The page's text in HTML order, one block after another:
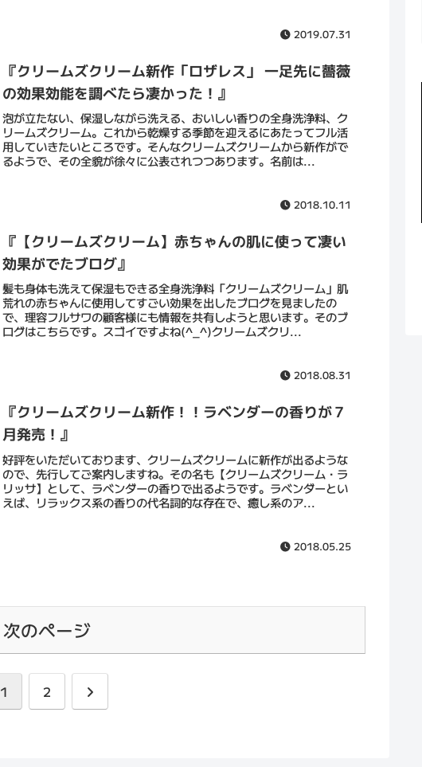
2019.07.31
『クリームズクリーム新作「ロザレス」 一足先に薔薇
の効果効能を調べたら凄かった！』
泡が立たない、保湿しながら洗える、おいしい香りの全身洗浄料、ク
リームズクリーム。これから乾燥する季節を迎えるにあたってフル活
用していきたいところです。そんなクリームズクリームから新作がで
るようで、その全貌が徐々に公表されつつあります。名前は...
2018.10.11
『【クリームズクリーム】赤ちゃんの肌に使って凄い
効果がでたブログ』
髪も身体も洗えて保湿もできる全身洗浄料「クリームズクリーム」肌
荒れの赤ちゃんに使用してすごい効果を出したブログを見ましたの
で、理容フルサワの顧客様にも情報を共有しようと思います。そのブ
ログはこちらです。スゴイですよね(^_^)クリームズクリ...
2018.08.31
『クリームズクリーム新作！！ラベンダーの香りが７
月発売！』
好評をいただいております、クリームズクリームに新作が出るような
ので、先行してご案内しますね。その名も【クリームズクリーム・ラ
リッサ】として、ラベンダーの香りで出るようです。ラベンダーとい
えば、リラックス系の香りの代名詞的な存在で、癒し系のア...
2018.05.25
次のページ
1 2
次